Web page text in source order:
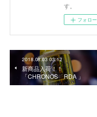
す。
フォロー
2018.08.03 03:12
新商品入荷！！
「CHRONOS RDA 」